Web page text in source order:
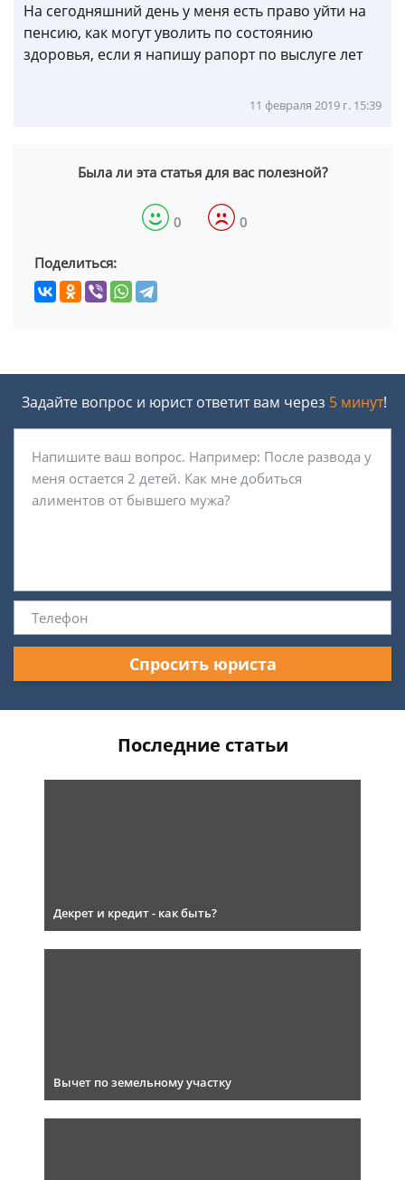
На сегодняшний день у меня есть право уйти на
пенсию, как могут уволить по состоянию
здоровья, если я напишу рапорт по выслуге лет
11 февраля 2019 г. 15:39
Была ли эта статья для вас полезной?
0 0
Поделиться:
Задайте вопрос и юрист ответит вам через 5 минут!
Спросить юриста
Последние статьи
Декрет и кредит - как быть?
Вычет по земельному участку